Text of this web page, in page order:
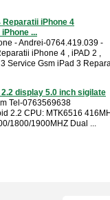
Reparatii iPhone 4
...
- Andrei-0764.419.039 -
iPhone 4 , iPAD 2 ,
Service Gsm iPad 3
display 5.0 inch sigilate
Tel-0763569638
2.2 CPU: MTK6516
1800/1900MHZ Dual ...